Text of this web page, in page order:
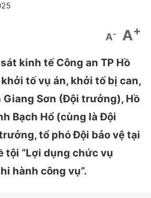
A- A+
kinh tế Công an TP Hồ
tố vụ án, khởi tố bị can,
Sơn (Đội trưởng), Hồ
Bạch Hổ (cùng là Đội
tổ phó Đội bảo vệ tại
tội “Lợi dụng chức vụ
hành công vụ”.